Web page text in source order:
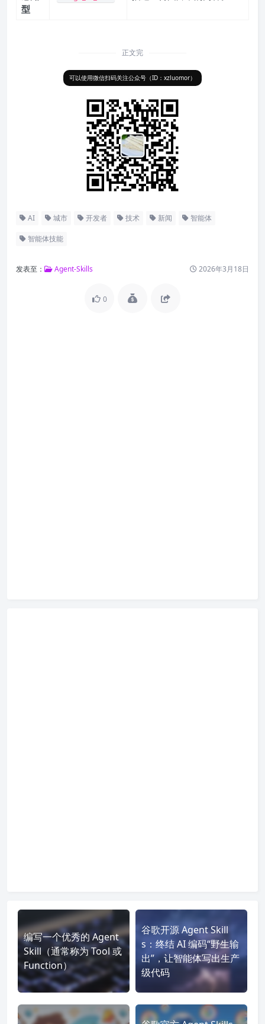
型
正文完
可以使用微信扫码关注公众号（ID：xzluomor）
AI 城市 开发者 技术 新闻 智能体
智能体技能
发表至： Agent-Skills 2026年3月18日
0
编写一个优秀的 Agent
Skill（通常称为 Tool 或
Function）
谷歌开源 Agent Skill
s：终结 AI 编码“野生输
出”，让智能体写出生产
级代码